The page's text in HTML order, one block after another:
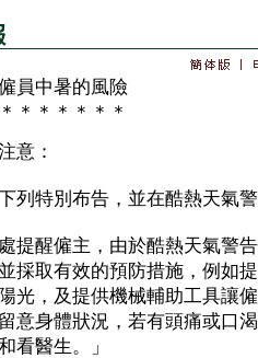
員中暑的風險
＊＊＊＊＊＊
意：
列特別布告，並在酷熱天氣
醒僱主，由於酷熱天氣警告
採取有效的預防措施，例如
光，及提供機械輔助工具讓
意身體狀況，若有頭痛或口
看醫生。」